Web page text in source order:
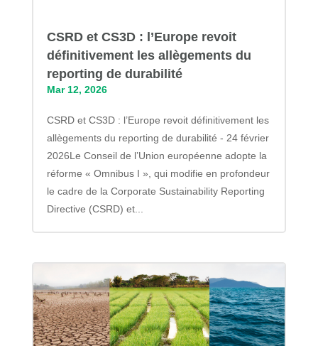
CSRD et CS3D : l’Europe revoit
définitivement les allègements du
reporting de durabilité
Mar 12, 2026
CSRD et CS3D : l’Europe revoit définitivement les
allègements du reporting de durabilité - 24 février
2026Le Conseil de l’Union européenne adopte la
réforme « Omnibus I », qui modifie en profondeur
le cadre de la Corporate Sustainability Reporting
Directive (CSRD) et...